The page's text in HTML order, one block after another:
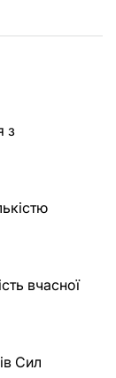
з
вчасної
Сил